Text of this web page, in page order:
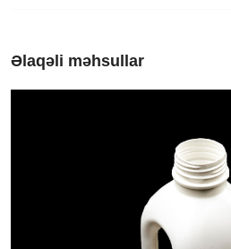
Əlaqəli məhsullar